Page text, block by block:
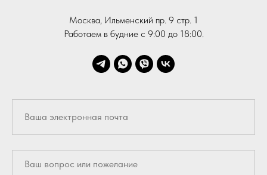
Москва, Ильменский пр. 9 стр. 1
Работаем в будние с 9:00 до 18:00.